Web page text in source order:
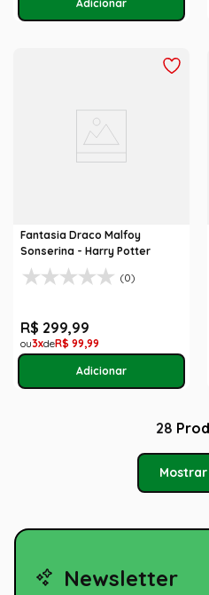
Fantasia Draco Malfoy
Sonserina - Harry Potter
(0)
R$ 299,99
3 R$ 99,99
28
Mostrar
Newsletter